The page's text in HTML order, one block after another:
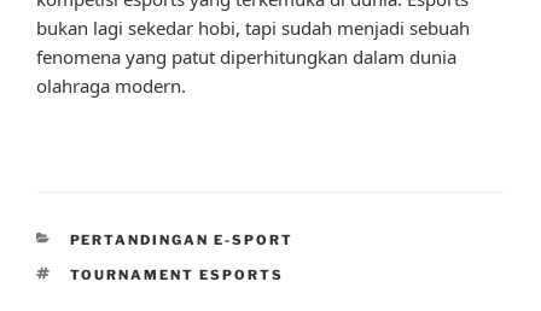
bukan lagi sekedar hobi, tapi sudah menjadi sebuah
fenomena yang patut diperhitungkan dalam dunia
olahraga modern.
CATEGORIES
PERTANDINGAN E-SPORT
TAGS
TOURNAMENT ESPORTS